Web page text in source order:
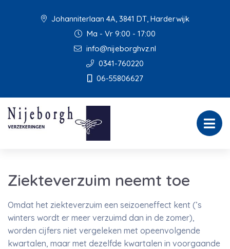
Johanniterlaan 4A, 3841 DT, Harderwijk
Ma - Vr 9:00 - 17:00
info@nijeborghvz.nl
0341-760220
06-55806627
Ziekteverzuim neemt toe
Omdat het ziekteverzuim een seizoeneffect kent (’s
winters wordt er meer verzuimd dan in de zomer),
worden cijfers niet vergeleken met opeenvolgende
kwartalen, maar met dezelfde kwartalen in voorgaande